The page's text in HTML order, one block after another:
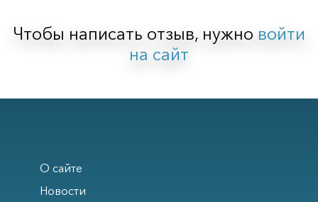
Чтобы написать отзыв, нужно войти
на сайт
О сайте
Новости